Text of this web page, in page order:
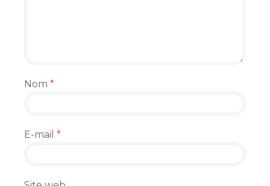
Nom *
E-mail *